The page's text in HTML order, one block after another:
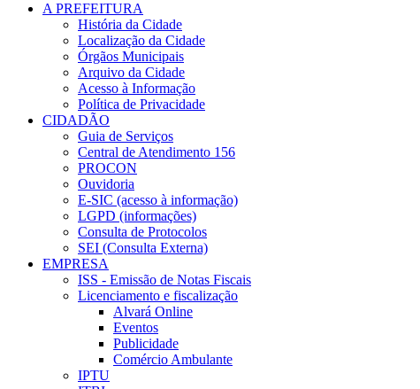
A PREFEITURA
História da Cidade
Localização da Cidade
Órgãos Municipais
Arquivo da Cidade
Acesso à Informação
Política de Privacidade
CIDADÃO
Guia de Serviços
Central de Atendimento 156
PROCON
Ouvidoria
E-SIC (acesso à informação)
LGPD (informações)
Consulta de Protocolos
SEI (Consulta Externa)
EMPRESA
ISS - Emissão de Notas Fiscais
Licenciamento e fiscalização
Alvará Online
Eventos
Publicidade
Comércio Ambulante
IPTU